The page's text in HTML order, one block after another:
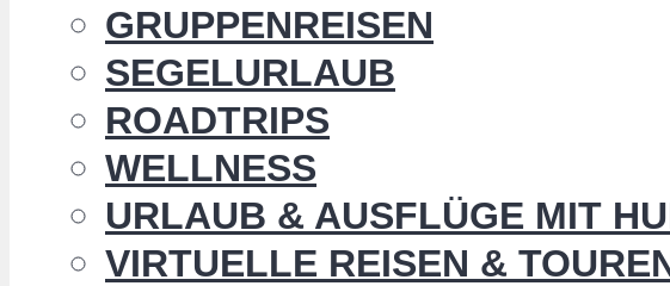
GRUPPENREISEN
SEGELURLAUB
ROADTRIPS
WELLNESS
URLAUB & AUSFLÜGE MIT
VIRTUELLE REISEN &